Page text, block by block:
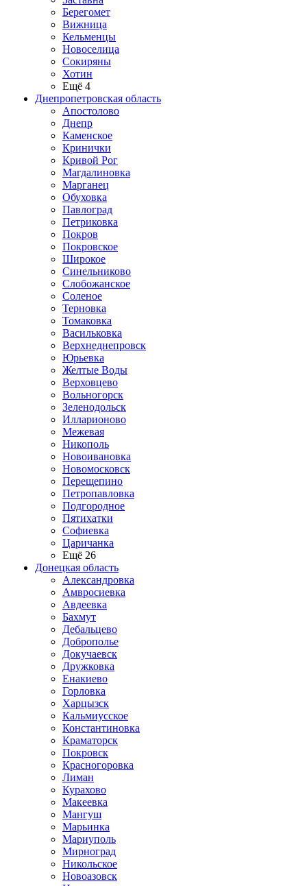
Берегомет
Вижница
Кельменцы
Новоселица
Сокиряны
Хотин
Ещё 4
Днепропетровская область
Апостолово
Днепр
Каменское
Кринички
Кривой Рог
Магдалиновка
Марганец
Обуховка
Павлоград
Петриковка
Покров
Покровское
Широкое
Синельниково
Слобожанское
Соленое
Терновка
Томаковка
Васильковка
Верхнеднепровск
Юрьевка
Желтые Воды
Верховцево
Вольногорск
Зеленодольск
Илларионово
Межевая
Никополь
Новоивановка
Новомосковск
Перещепино
Петропавловка
Подгородное
Пятихатки
Софиевка
Царичанка
Ещё 26
Донецкая область
Александровка
Амвросиевка
Авдеевка
Бахмут
Дебальцево
Доброполье
Докучаевск
Дружковка
Енакиево
Горловка
Харцызск
Кальмиусское
Константиновка
Краматорск
Покровск
Красногоровка
Лиман
Курахово
Макеевка
Мангуш
Марьинка
Мариуполь
Мирноград
Никольское
Новоазовск